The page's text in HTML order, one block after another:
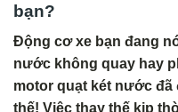
bạn?
Động cơ xe bạn đang
nước không quay hay
motor quạt két nước đã
thế! Việc thay thế kịp